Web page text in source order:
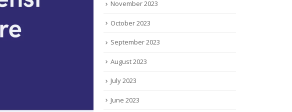
November 2023
October 2023
September 2023
August 2023
July 2023
June 2023